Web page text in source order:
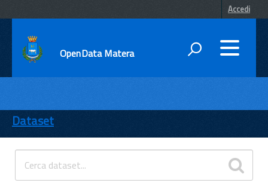
Accedi
OpenData Matera
ENTI
TEMI
INFORMAZIONI
Dataset